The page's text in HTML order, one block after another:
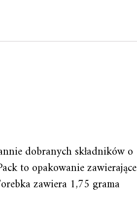
dobranych składników o
to opakowanie zawierające
zawiera 1,75 grama